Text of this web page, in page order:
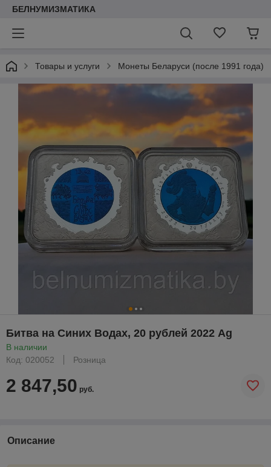
БЕЛНУМИЗМАТИКА
Товары и услуги Монеты Беларуси (после 1991 года)
Битва на Синих Водах, 20 рублей 2022 Ag
В наличии
Код: 020052
Розница
2 847,50 руб.
Описание